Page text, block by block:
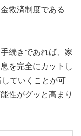
救済制度である
続きであれば、家
を完全にカットし
ていくことが可
性がグッと高まり